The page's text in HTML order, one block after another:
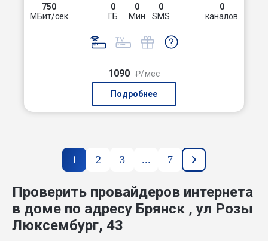
750
МБит/сек
0
ГБ
0
Мин
0
SMS
0
каналов
1090 ₽/мес
Подробнее
1 2 3 ... 7
Проверить провайдеров интернета
в доме по адресу Брянск , ул Розы
Люксембург, 43